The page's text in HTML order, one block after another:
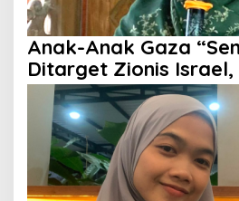
Anak-Anak Gaza
Ditarget Zionis Israel,
Anak Tak Berdaya